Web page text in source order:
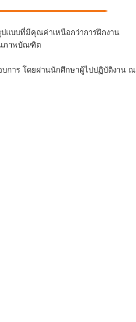
แบบที่มีคุณค่าเหนือกว่าการฝึกงาน
ณภาพบัณฑิต
บการ โดยผ่านนักศึกษาผู้ไปปฏิบัติงาน ณ